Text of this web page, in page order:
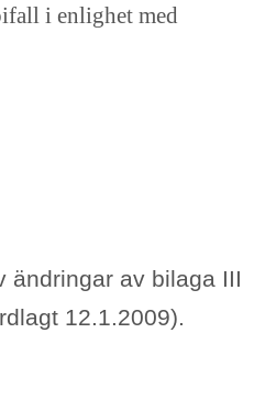
i enlighet med
ändringar av bilaga III
12.1.2009).